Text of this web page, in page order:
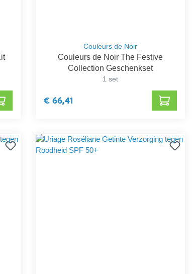
Couleurs de Noir
Couleurs de Noir The Festive
Collection Geschenkset
1 set
€ 66,41